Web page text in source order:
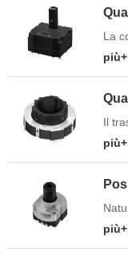
del
La
più+
Il
più+
per
più+